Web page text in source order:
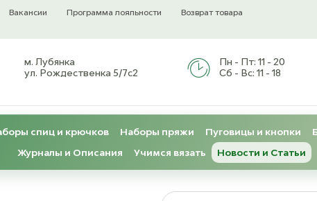
Вакансии Программа лояльности
Возврат товара
м. Лубянка
ул. Рождественка 5/7с2
Пн - Пт: 11 - 20
Сб - Вс: 11 - 18
спиц и крючков Наборы пряжи Пуговицы и кнопки
Журналы и Описания
Учимся вязать Новости и Статьи